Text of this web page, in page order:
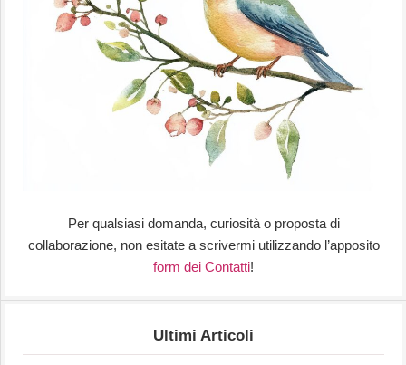
Per qualsiasi domanda, curiosità o proposta di
collaborazione, non esitate a scrivermi utilizzando l’apposito
form dei Contatti!
Ultimi Articoli